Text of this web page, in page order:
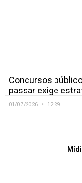
Concursos
passar exige
01/07/2026 12:29